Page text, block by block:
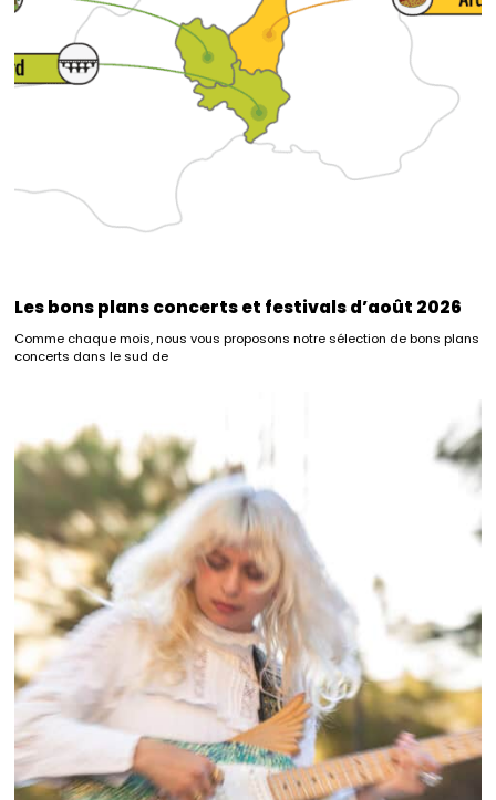
Les bons plans concerts et festivals d’août 2026
Comme chaque mois, nous vous proposons notre sélection de bons plans
concerts dans le sud de